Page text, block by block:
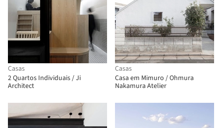
Casas
2 Quartos Individuais / Ji
Architect
Casas
Casa em Mimuro / Ohmura
Nakamura Atelier